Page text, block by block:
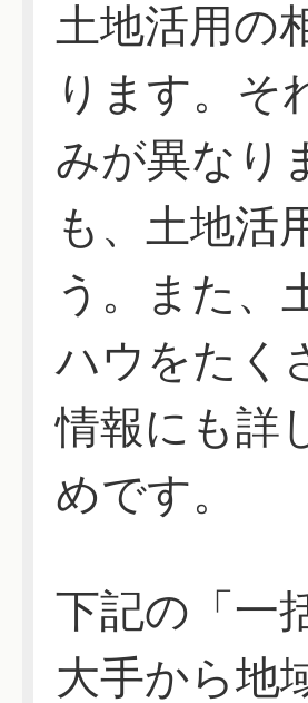
土地活用の
ります。そ
みが異なり
も、土地活
う。また、
ハウをたく
情報にも詳
めです。
下記の「一
大手から地